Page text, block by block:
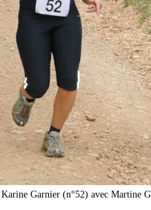
Garnier (n°52) avec Martine